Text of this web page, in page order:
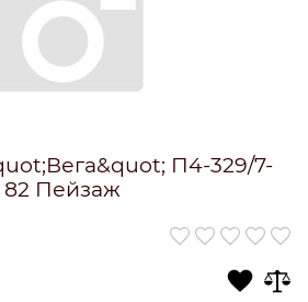
П4-329/7-
82 Пейзаж